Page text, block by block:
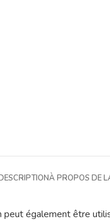
À PROPOS DE
également être